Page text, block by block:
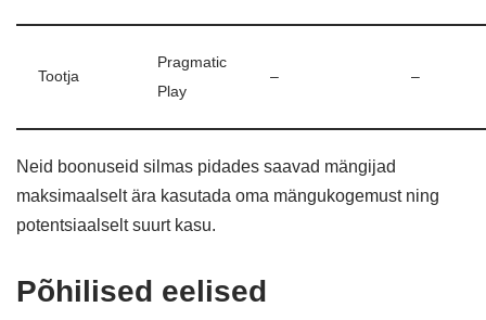
Tootja
Pragmatic
Play
– –
Neid boonuseid silmas pidades saavad mängijad
maksimaalselt ära kasutada oma mängukogemust ning
potentsiaalselt suurt kasu.
Põhilised eelised